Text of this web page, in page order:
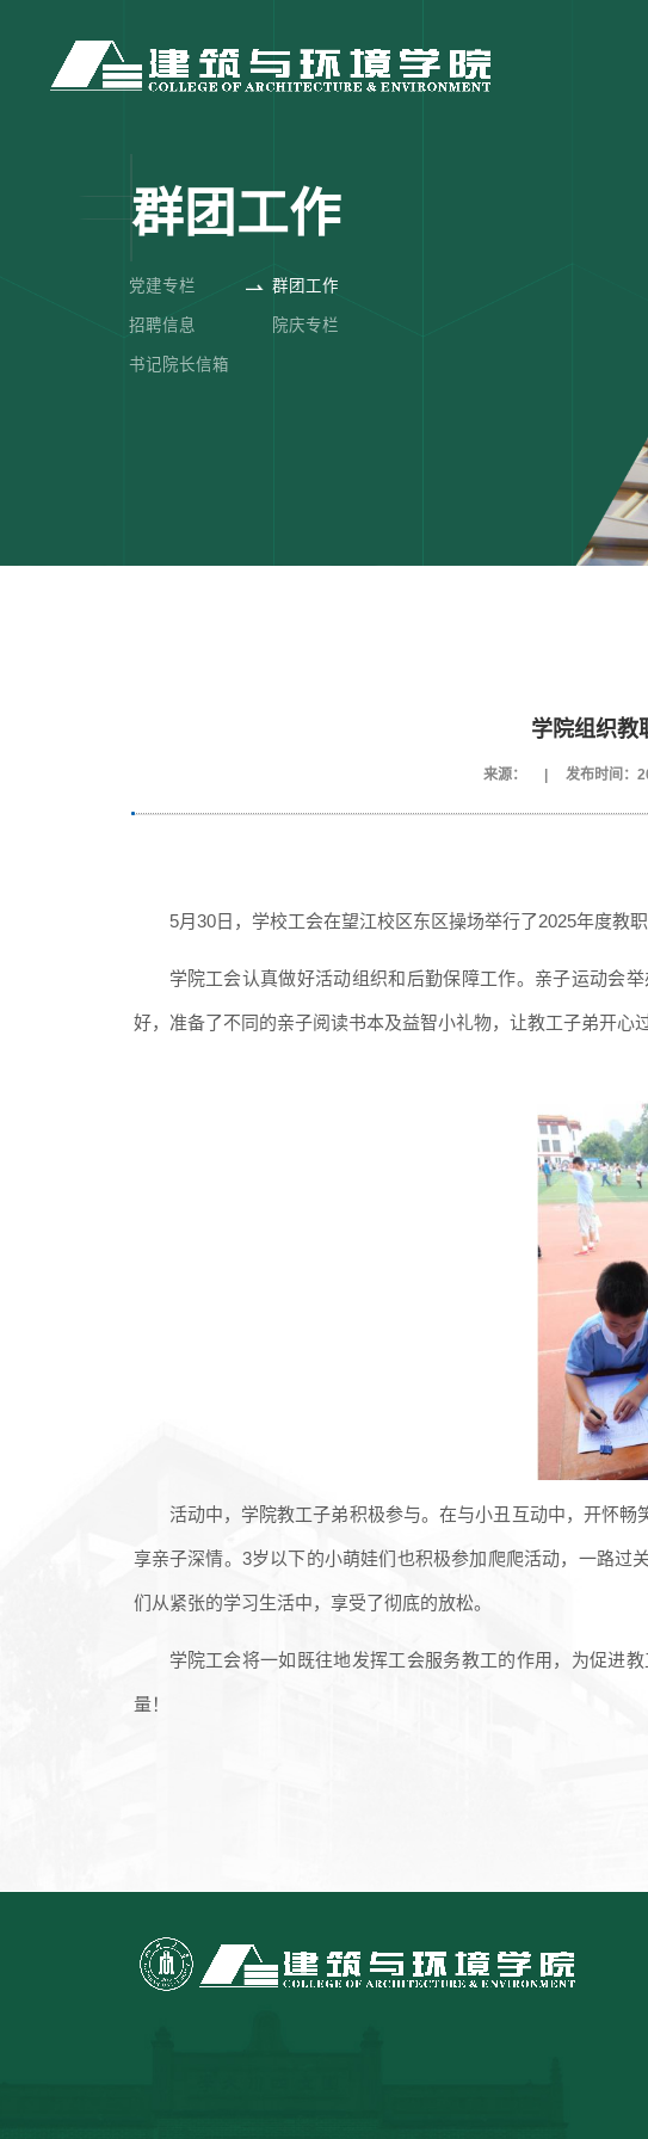
群团工作
党建专栏 群团工作
招聘信息 院庆专栏
书记院长信箱
学院组织教
来源： 发布时间：
5月 30日，学校工会在望江校区东区操场举行了2025年度教
学院工会认真做好活动组织和后勤保障工作。亲子运动会
好，准备了不同的亲子阅读书本及益智小礼物，让教工子弟开心
活动中，学院教工子弟积极参与。在与小丑互动中，开怀
享亲子深情。3岁以下的小萌娃们也积极参加爬爬活动，一路
们从紧张的学习生活中，享受了彻底的放松。
学院工会将一如既往地发挥工会服务教工的作用，为促进
量！